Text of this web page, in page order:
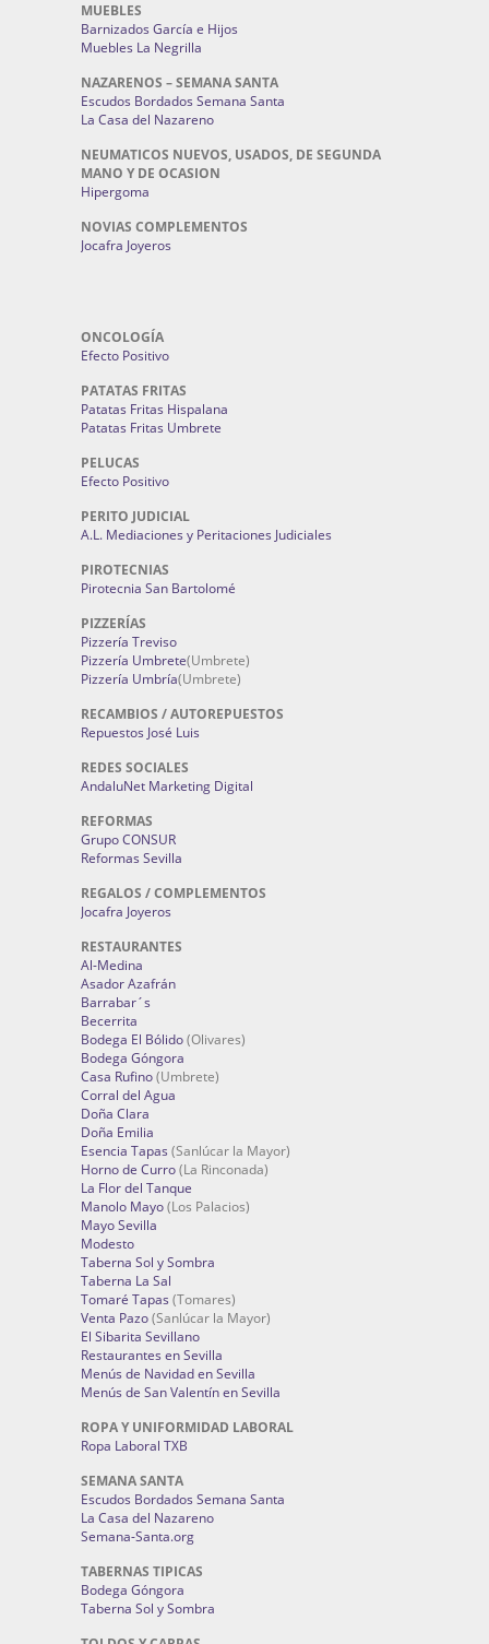
MUEBLES
Barnizados García e Hijos
Muebles La Negrilla
NAZARENOS – SEMANA SANTA
Escudos Bordados Semana Santa
La Casa del Nazareno
NEUMATICOS NUEVOS, USADOS, DE SEGUNDA
MANO Y DE OCASION
Hipergoma
NOVIAS COMPLEMENTOS
Jocafra Joyeros
ONCOLOGÍA
Efecto Positivo
PATATAS FRITAS
Patatas Fritas Hispalana
Patatas Fritas Umbrete
PELUCAS
Efecto Positivo
PERITO JUDICIAL
A.L. Mediaciones y Peritaciones Judiciales
PIROTECNIAS
Pirotecnia San Bartolomé
PIZZERÍAS
Pizzería Treviso
Pizzería Umbrete(Umbrete)
Pizzería Umbría(Umbrete)
RECAMBIOS / AUTOREPUESTOS
Repuestos José Luis
REDES SOCIALES
AndaluNet Marketing Digital
REFORMAS
Grupo CONSUR
Reformas Sevilla
REGALOS / COMPLEMENTOS
Jocafra Joyeros
RESTAURANTES
Al-Medina
Asador Azafrán
Barrabar´s
Becerrita
Bodega El Bólido(Olivares)
Bodega Góngora
Casa Rufino(Umbrete)
Corral del Agua
Doña Clara
Doña Emilia
Esencia Tapas (Sanlúcar la Mayor)
Horno de Curro(La Rinconada)
La Flor del Tanque
Manolo Mayo(Los Palacios)
Mayo Sevilla
Modesto
Taberna Sol y Sombra
Taberna La Sal
Tomaré Tapas (Tomares)
Venta Pazo(Sanlúcar la Mayor)
El Sibarita Sevillano
Restaurantes en Sevilla
Menús de Navidad en Sevilla
Menús de San Valentín en Sevilla
ROPA Y UNIFORMIDAD LABORAL
Ropa Laboral TXB
SEMANA SANTA
Escudos Bordados Semana Santa
La Casa del Nazareno
Semana-Santa.org
TABERNAS TIPICAS
Bodega Góngora
Taberna Sol y Sombra